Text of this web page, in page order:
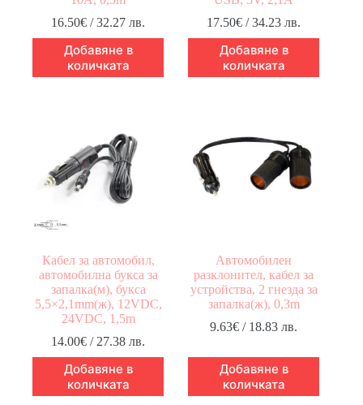
16.50€ / 32.27 лв.
Добавяне в
количката
17.50€ / 34.23 лв.
Добавяне в
количката
Кабел за автомобил,
автомобилна букса за
запалка(м), букса
5,5×2,1mm(ж), 12VDC,
24VDC, 1,5m
14.00€ / 27.38 лв.
Добавяне в
количката
Автомобилен
разклонител, кабел за
устройства, 2 гнезда за
запалка(ж), 0,3m
9.63€ / 18.83 лв.
Добавяне в
количката